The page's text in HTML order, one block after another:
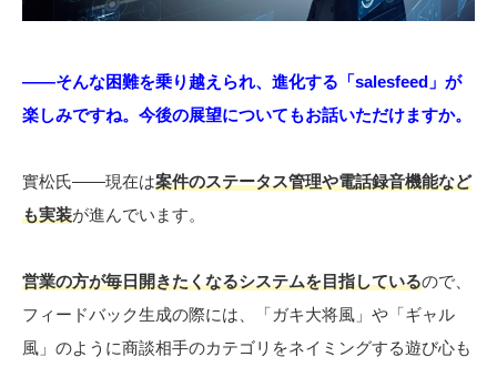
――そんな困難を乗り越えられ、進化する「salesfeed」が
楽しみですね。今後の展望についてもお話いただけますか。
實松氏――現在は案件のステータス管理や電話録音機能など
も実装が進んでいます。
営業の方が毎日開きたくなるシステムを目指しているので、
フィードバック生成の際には、「ガキ大将風」や「ギャル
風」のように商談相手のカテゴリをネイミングする遊び心も